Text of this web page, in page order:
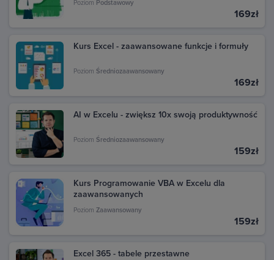
transakcję, aby zobaczyć szczegóły i pobrać fakturę.
Poziom Podstawowy
169zł
Kurs Excel - zaawansowane funkcje i formuły
Poziom Średniozaawansowany
169zł
AI w Excelu - zwiększ 10x swoją produktywność
Poziom Średniozaawansowany
159zł
Kurs Programowanie VBA w Excelu dla
zaawansowanych
Poziom Zaawansowany
159zł
Excel 365 - tabele przestawne